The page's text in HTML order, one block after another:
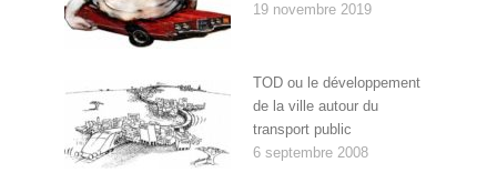
19 novembre 2019
TOD ou le développement
de la ville autour du
transport public
6 septembre 2008